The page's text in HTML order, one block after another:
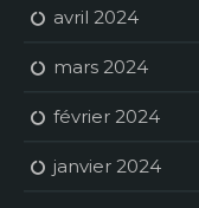
avril 2024
mars 2024
février 2024
janvier 2024